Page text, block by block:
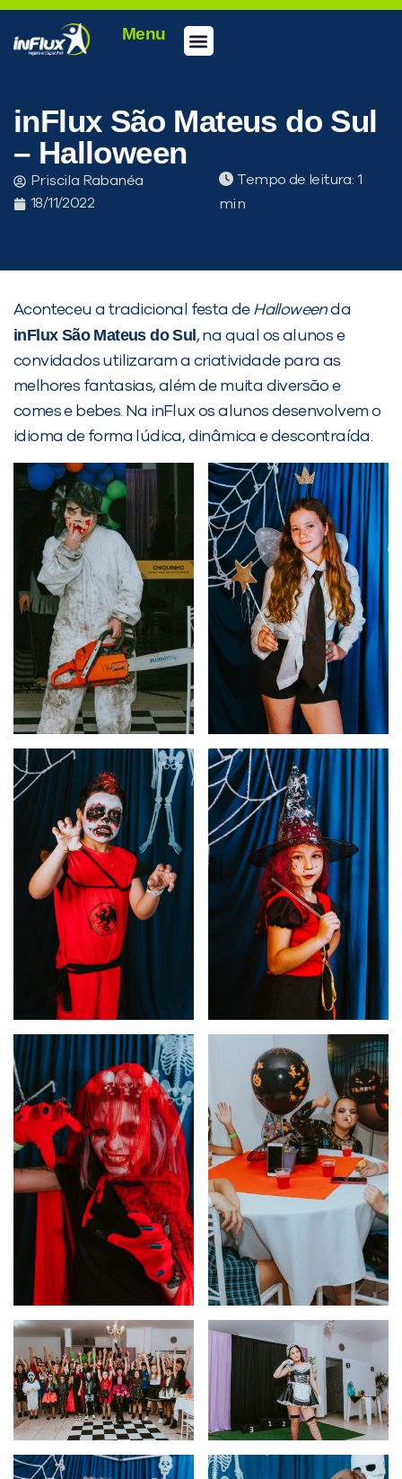
Menu
inFlux São Mateus do Sul
– Halloween
Priscila Rabanéa
18/11/2022
Tempo de leitura:
Aconteceu a tradicional festa de Halloweenda
inFlux São Mateus do Sul ,na qual os alunos e
convidados utilizaram a criatividade para as
melhores fantasias, além de muita diversão e
comes e bebes. Na inFlux os alunos desenvolvem o
idioma de forma lúdica, dinâmica e descontraída.
PEÇA UMA DEMONSTRAÇÃO DE MÉTODO
Desculpe!
Não encontramos nenhuma unidade
inFlux nesta cidade ou bairro que
você digitou.
Preencha com seus dados abaixo e
já vamos te colocar em contato
Você é aluno inFlux?
Sim Não